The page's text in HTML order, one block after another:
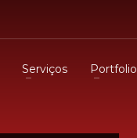
Serviços Portfolio